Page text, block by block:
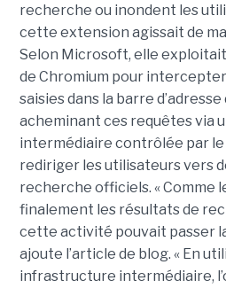
recherche ou inondent les
cette extension agissait de
Selon Microsoft, elle
de Chromium pour
saisies dans la barre
acheminant ces requêtes via
intermédiaire contrôlée par
rediriger les utilisateurs vers
recherche officiels. « Comme
finalement les résultats de
cette activité pouvait passer
ajoute l’article de blog. « En
infrastructure intermédiaire,